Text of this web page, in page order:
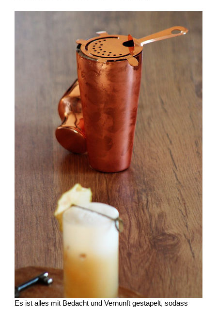
Es ist alles mit Bedacht und Vernunft gestapelt, sodass